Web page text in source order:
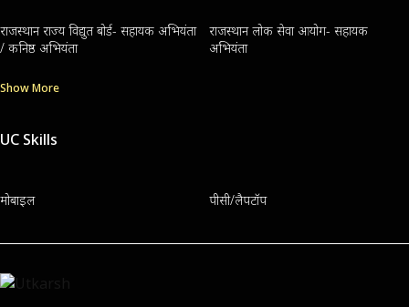
राजस्थान राज्य विद्युत बोर्ड- सहायक अभियंता
/ कनिष्ठ अभियंता
राजस्थान लोक सेवा आयोग- सहायक
अभियंता
Show More
UC Skills
मोबाइल पीसी/लैपटॉप